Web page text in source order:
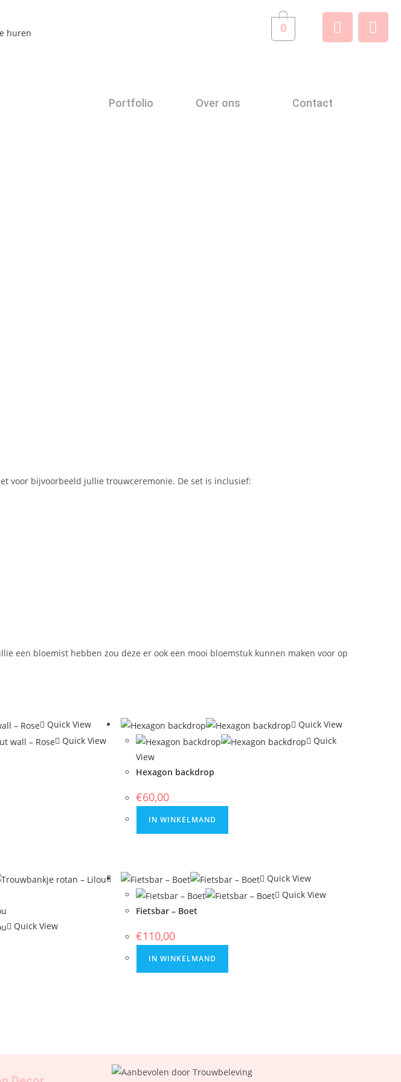
0
Portfolio Over ons Contact
voor bijvoorbeeld jullie trouwceremonie. De set is inclusief:
een bloemist hebben zou deze er ook een mooi bloemstuk kunnen maken voor op
Quick View
Quick View
Quick View
Quick
View
Hexagon backdrop
€60,00
IN WINKELMAND
Quick View
Quick View
Quick View
Fietsbar – Boet
€110,00
IN WINKELMAND